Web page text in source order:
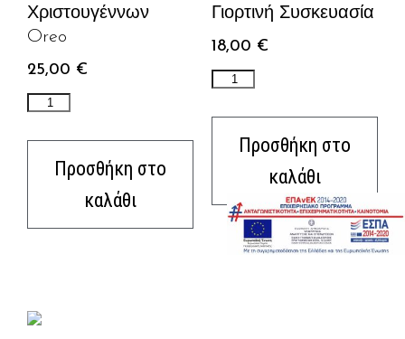
Χριστουγέννων
Oreo
25,00 €
Προσθήκη στο
καλάθι
Γιορτινή Συσκευασία
18,00 €
Προσθήκη στο
καλάθι